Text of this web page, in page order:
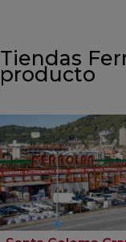
Tiendas
producto